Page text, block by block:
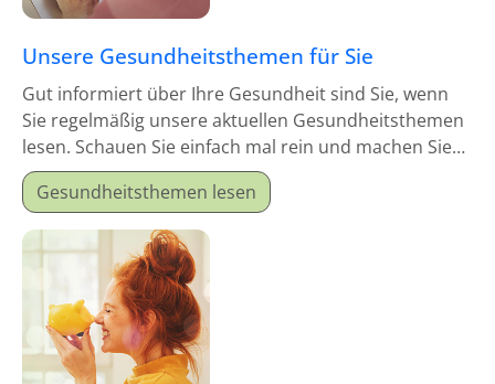
Unsere Gesundheitsthemen für Sie
Gut informiert über Ihre Gesundheit sind Sie, wenn
Sie regelmäßig unsere aktuellen Gesundheitsthemen
lesen. Schauen Sie einfach mal rein und machen Sie
sich schlau!
Gesundheitsthemen lesen